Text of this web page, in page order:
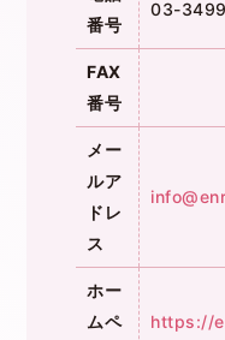
番号
03-
FAX
番号
メー
ルア
ドレ
ス
ホー
ムペ
https://